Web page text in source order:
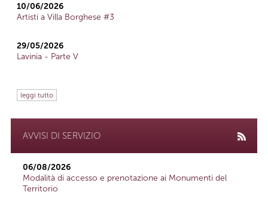
10/06/2026
Artisti a Villa Borghese #3
29/05/2026
Lavinia - Parte V
leggi tutto
AVVISI DI SERVIZIO
06/08/2026
Modalità di accesso e prenotazione ai Monumenti del
Territorio